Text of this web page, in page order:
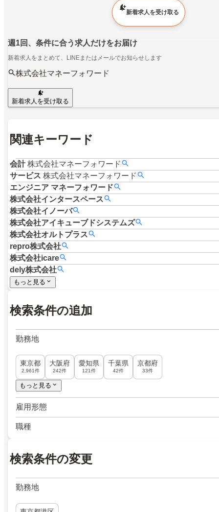
新着求人を受け取る
週1回、条件に合う求人だけをお届け
新着求人をまとめて、LINEまたはメールでお知らせします
株式会社マネーフォワード
新着求人を受け取る
関連キーワード
会計 株式会社マネーフォワード
サービス 株式会社マネーフォワード
エンジニア マネーフォワード
株式会社インタースペース
株式会社イノーバ
株式会社アイキューブドシステムズ
株式会社オルトプラス
repro株式会社
株式会社icare
dely株式会社
もっと見る
検索条件の追加
勤務地
東京都
2,961件
大阪府
242件
愛知県
121件
千葉県
42件
京都府
33件
もっと見る
雇用形態
職種
検索条件の変更
勤務地